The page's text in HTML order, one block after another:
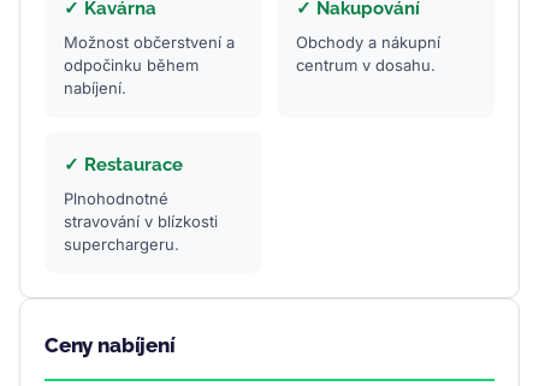
✓ Kavárna
Možnost občerstvení a
odpočinku během
nabíjení.
✓ Nakupování
Obchody a nákupní
centrum v dosahu.
✓ Restaurace
Plnohodnotné
stravování v blízkosti
superchargeru.
Ceny nabíjení